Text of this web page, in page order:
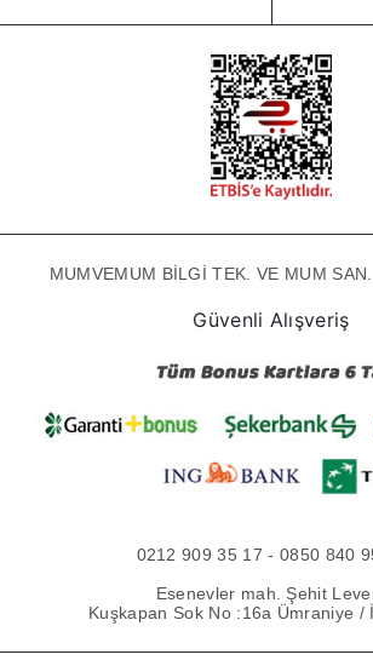
MUMVEMUM BİLGİ TEK. VE MUM
Güvenli Alışveriş
0212 909 35 17 - 0850 840
Esenevler mah. Şehit
Kuşkapan Sok No :16a Ümraniye /